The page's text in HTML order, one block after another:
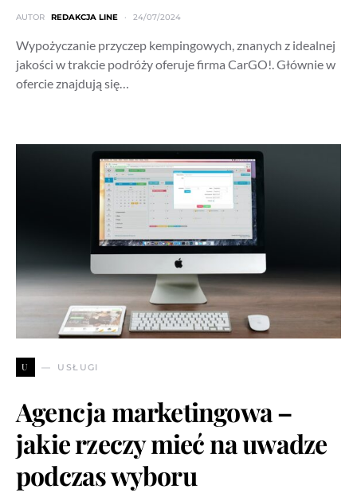
AUTOR REDAKCJA LINE 24/07/2024
Wypożyczanie przyczep kempingowych, znanych z idealnej
jakości w trakcie podróży oferuje firma CarGO!. Głównie w
ofercie znajdują się…
U USŁUGI
Agencja marketingowa –
jakie rzeczy mieć na uwadze
podczas wyboru